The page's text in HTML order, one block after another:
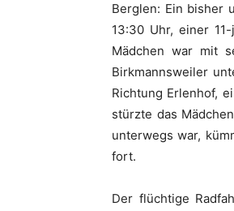
Berglen: Ein bisher
13:30 Uhr, einer
Mädchen war mit
Birkmannsweiler
Richtung Erlenhof,
stürzte das
unterwegs war,
fort.
Der flüchtige